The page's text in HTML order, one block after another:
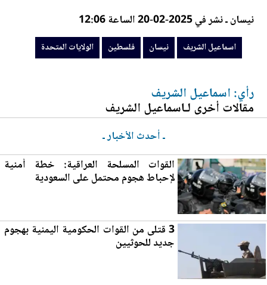
نيسان ـ نشر في 2025-02-20 الساعة 12:06
اسماعيل الشريف نيسان فلسطين الولايات المتحدة
رأي: اسماعيل الشريف
مقالات أخرى لـاسماعيل الشريف
ـ أحدث الأخبار ـ
القوات المسلحة العراقية: خطة أمنية
لإحباط هجوم محتمل على السعودية
3 قتلى من القوات الحكومية اليمنية بهجوم
جديد للحوثيين